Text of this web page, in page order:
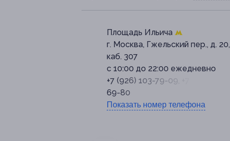
Площадь Ильича
г. Москва, Гжельский пер., д. 20,
каб. 307
с 10:00 до 22:00 ежедневно
+7 (926) 103-79-09, +7 (915) 276-
69-80
Показать номер телефона